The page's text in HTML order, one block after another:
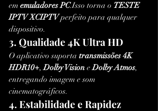
em emuladores PC.Isso torna o TESTE
IPTV XCIPTV perfeito para qualquer
dispositivo.
3. Qualidade 4K Ultra HD
O aplicativo suporta transmissões 4K
HDR10+, Dolby Vision e Dolby Atmos,
entregando imagem e som
cinematográficos.
4. Estabilidade e Rapidez